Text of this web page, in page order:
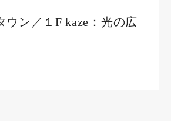
ウン／１F kaze：光の広